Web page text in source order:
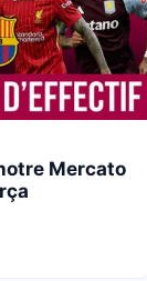
Mercato